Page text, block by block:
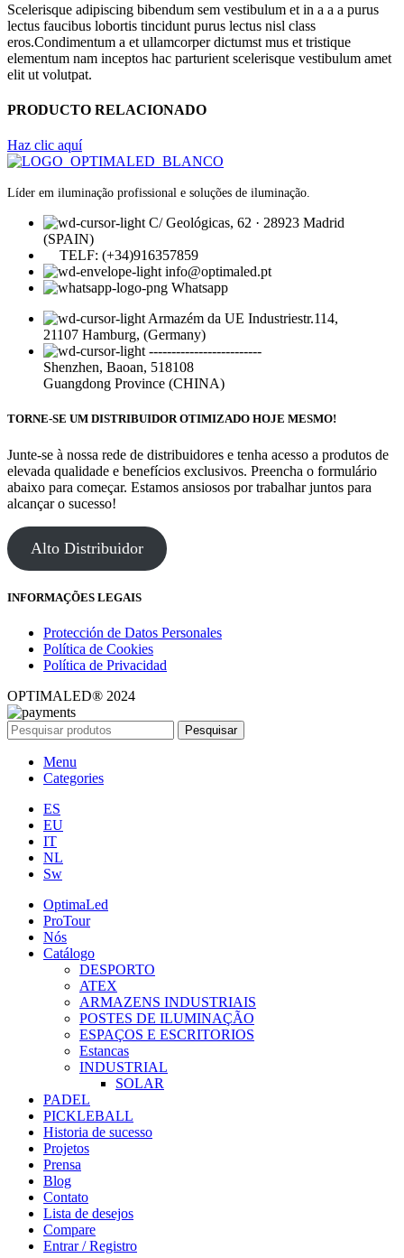
Scelerisque adipiscing bibendum sem vestibulum et in a a a purus
lectus faucibus lobortis tincidunt purus lectus nisl class
eros.Condimentum a et ullamcorper dictumst mus et tristique
elementum nam inceptos hac parturient scelerisque vestibulum amet
elit ut volutpat.
PRODUCTO RELACIONADO
Haz clic aquí
Líder em iluminação profissional e soluções de iluminação.
C/ Geológicas, 62 · 28923 Madrid
(SPAIN)
TELF: (+34)916357859
info@optimaled.pt
Whatsapp
Armazém da UE Industriestr.114,
21107 Hamburg, (Germany)
-------------------------
Shenzhen, Baoan, 518108
Guangdong Province (CHINA)
TORNE-SE UM DISTRIBUIDOR OTIMIZADO HOJE MESMO!
Junte-se à nossa rede de distribuidores e tenha acesso a produtos de
elevada qualidade e benefícios exclusivos. Preencha o formulário
abaixo para começar. Estamos ansiosos por trabalhar juntos para
alcançar o sucesso!
Alto Distribuidor
INFORMAÇÕES LEGAIS
Protección de Datos Personales
Política de Cookies
Política de Privacidad
OPTIMALED® 2024
Pesquisar
Menu
Categories
ES
EU
IT
NL
Sw
OptimaLed
ProTour
Nós
Catálogo
DESPORTO
ATEX
ARMAZENS INDUSTRIAIS
POSTES DE ILUMINAÇÃO
ESPAÇOS E ESCRITORIOS
Estancas
INDUSTRIAL
SOLAR
PADEL
PICKLEBALL
Historia de sucesso
Projetos
Prensa
Blog
Contato
Lista de desejos
Compare
Entrar / Registro